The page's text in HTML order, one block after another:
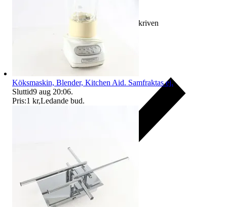
Ersättning om varan inte är som beskriven
Köksmaskin, Blender, Kitchen Aid. Samfraktas ej.
Sluttid9 aug 20:06.
Pris:1 kr,Ledande bud.